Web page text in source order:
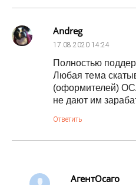
Andreg
17.08.2020 14:24
Полностью
Любая тема
(оформителей)
не дают им
Ответить
АгентОсаго